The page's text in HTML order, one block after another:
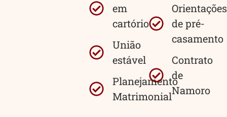
em
cartório
União
estável
Planejamento
Matrimonial
Orientações
de pré-
casamento
Contrato
de
Namoro